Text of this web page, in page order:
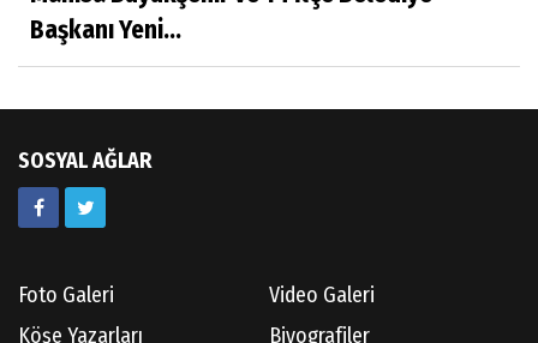
Av.Ahmet ÖZDEMİR
Doç.Dr.İbrahim KOÇ
Başkanı Yeni...
SOSYAL AĞLAR
Foto Galeri
Video Galeri
Köşe Yazarları
Biyografiler